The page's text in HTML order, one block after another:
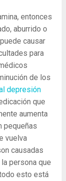
entonces
aburrido o
causar
para
de los
depresión
que
aumenta
pequeñas
vuelva
causadas
persona que
esto está